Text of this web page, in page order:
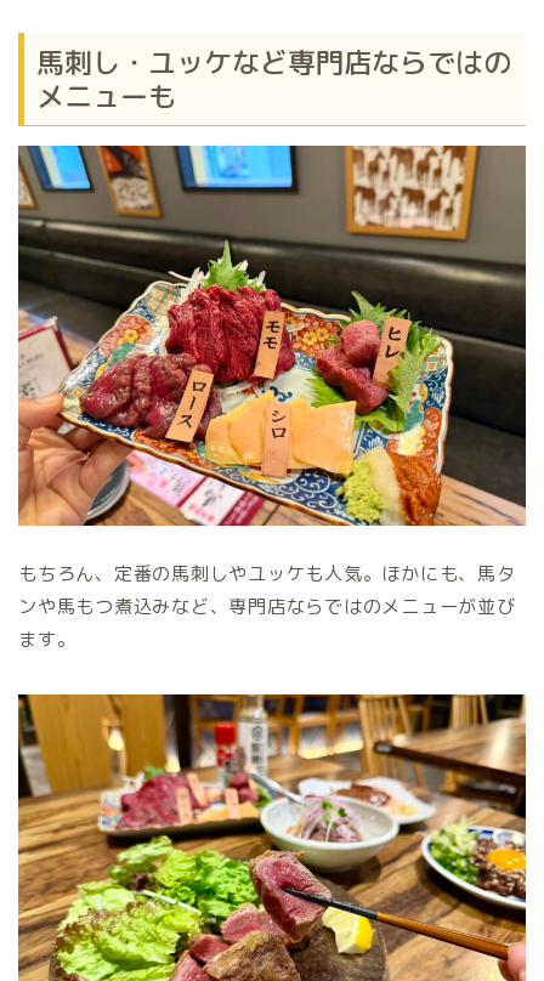
馬刺し・ユッケなど専門店ならではの
メニューも
もちろん、定番の馬刺しやユッケも人気。ほかにも、馬タ
ンや馬もつ煮込みなど、専門店ならではのメニューが並び
ます。